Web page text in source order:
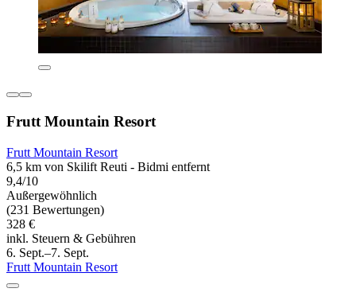
Frutt Mountain Resort
Frutt Mountain Resort
6,5 km von Skilift Reuti - Bidmi entfernt
9,4/10
Außergewöhnlich
(231 Bewertungen)
328 €
inkl. Steuern & Gebühren
6. Sept.–7. Sept.
Frutt Mountain Resort